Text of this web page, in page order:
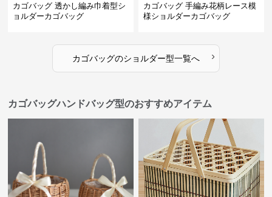
カゴバッグ 透かし編み巾着型シ
ョルダーカゴバッグ
カゴバッグ 手編み花柄レース模
様ショルダーカゴバッグ
カゴバッグのショルダー型一覧へ ›
カゴバッグハンドバッグ型のおすすめアイテム